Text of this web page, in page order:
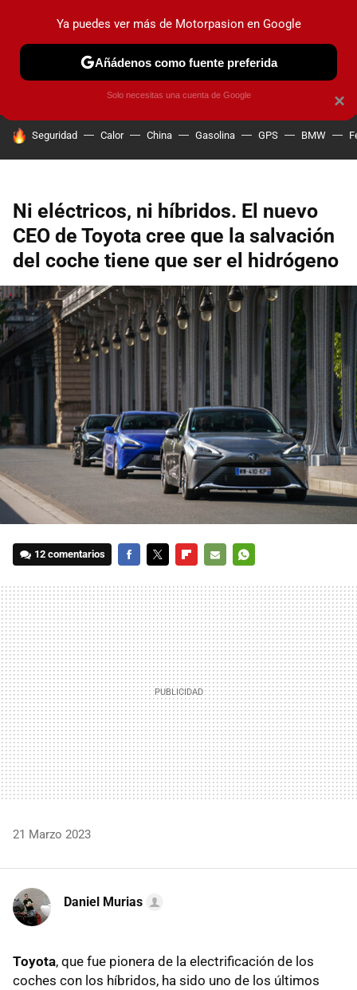
PRUEBAS COCHES ELÉCTRICOS OBSERVATORIO
HOY SE HABLA DE
Seguridad Calor China Gasolina GPS BMW
Ni eléctricos, ni híbridos. El nuevo
CEO de Toyota cree que la salvación
del coche tiene que ser el hidrógeno
12 comentarios
MAIL
21 Marzo 2023
Daniel Murias
Toyota, que fue pionera de la electrificación de los
coches con los híbridos, ha sido uno de los últimos
×
Ya puedes ver más de Motorpasion en Google
Añádenos como fuente preferida
Solo necesitas una cuenta de Google